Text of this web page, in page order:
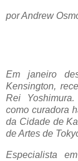
por Andrew
Em janeiro
Kensington,
Rei
como curadora
da Cidade de
de Artes de
Especialista